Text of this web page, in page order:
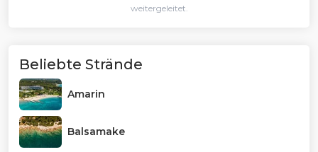
weitergeleitet.
Beliebte Strände
Amarin
Balsamake